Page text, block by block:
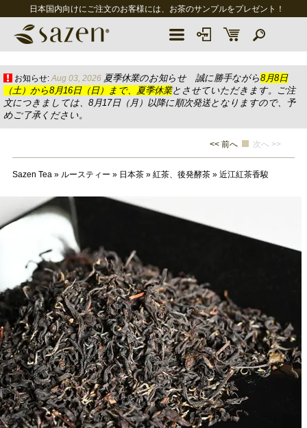
日本国内向けにご注文のお客様には、お茶のサンプルをプレゼント！
お知らせ: Aug 03, 2026 夏季休業のお知らせ 誠に勝手ながら8月8日
（土）から8月16日（日）まで、夏季休業とさせていただきます。ご注
文につきましては、8月17日（月）以降に順次発送となりますので、予
めご了承ください。
<< 前へ 次へ >>
Sazen Tea» ルースティー » 日本茶» 紅茶、後発酵茶» 近江紅茶香駿